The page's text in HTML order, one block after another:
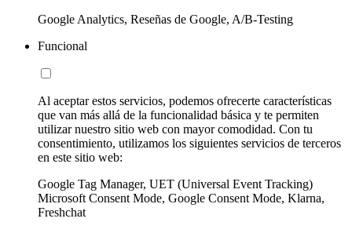
Google Analytics, Reseñas de Google, A/B-Testing
Funcional
Al aceptar estos servicios, podemos ofrecerte características
que van más allá de la funcionalidad básica y te permiten
utilizar nuestro sitio web con mayor comodidad. Con tu
consentimiento, utilizamos los siguientes servicios de terceros
en este sitio web:
Google Tag Manager, UET (Universal Event Tracking)
Microsoft Consent Mode, Google Consent Mode, Klarna,
Freshchat